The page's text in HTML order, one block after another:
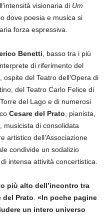
visionaria di Um
dove poesia e musica si
forza espressiva.
Benetti , basso tra i più
di riferimento del
del Teatro dell’Opera di
del Teatro Carlo Felice di
del Lago e di numerosi
Cesare del Prato , pianista,
musicista di consolidata
artistico dell’Associazione
condivide un sodalizio
intensa attività concertistica.
più alto dell’incontro tra
del Prato «In poche pagine
un intero universo